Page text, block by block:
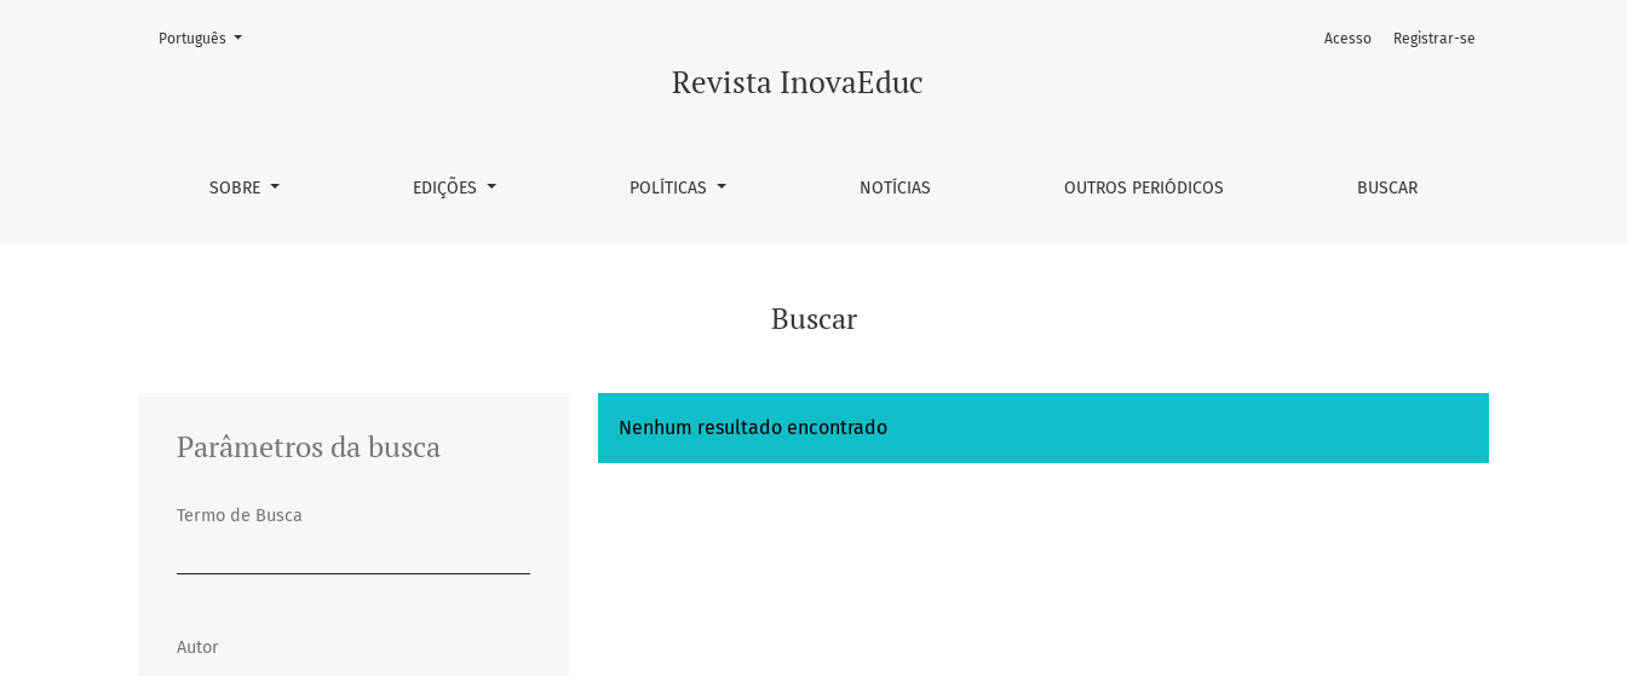
Buscar
Revista InovaEduc
SOBRE EDIÇÕES POLÍTICAS NOTÍCIAS OUTROS PERIÓDICOS BUSCAR
Acesso Registrar-se
Mudar o idioma. O atual é:
Português
Buscar
Nenhum resultado encontrado
Parâmetros da busca
Termo de Busca
Autor